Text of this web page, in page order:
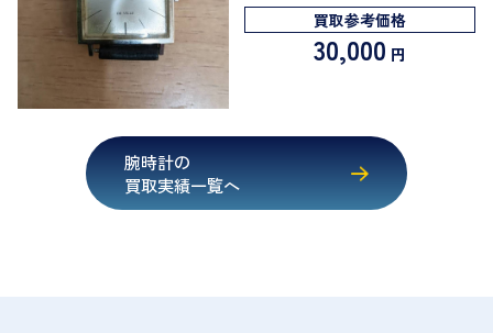
買取参考価格
30,000 円
腕時計の
買取実績一覧へ